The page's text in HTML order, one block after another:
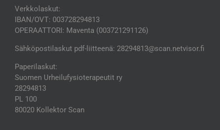
Verkkolaskut:
IBAN/OVT: 003728294813
OPERAATTORI: Maventa (003721291126)
Sähköpostilaskut pdf-liitteenä: 28294813@scan.netvisor.fi
Paperilaskut:
Suomen Urheilufysioterapeutit ry
28294813
PL 100
80020 Kollektor Scan